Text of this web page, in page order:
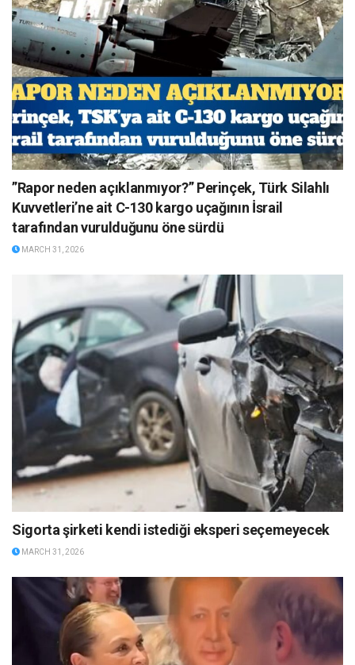
”Rapor neden açıklanmıyor?” Perinçek, Türk Silahlı
Kuvvetleri’ne ait C-130 kargo uçağının İsrail
tarafından vurulduğunu öne sürdü
MARCH 31, 2026
Sigorta şirketi kendi istediği eksperi seçemeyecek
MARCH 31, 2026